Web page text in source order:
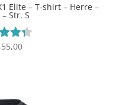
Elite – T-shirt – Herre –
Str. S